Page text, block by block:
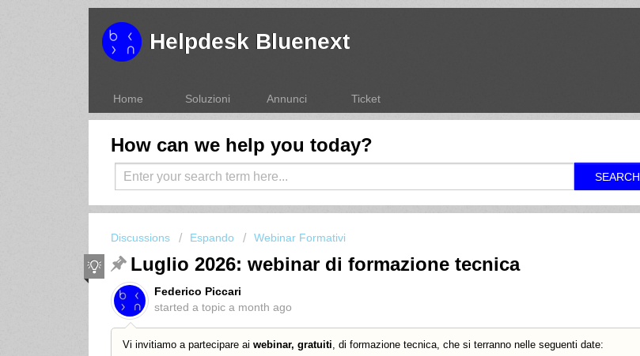
Helpdesk Bluenext
Home Soluzioni Annunci Ticket
How can we help you today?
SEARCH
Discussions Espando Webinar Formativi
Luglio 2026: webinar di formazione tecnica
Federico Piccari
started a topic a month ago
Vi invitiamo a partecipare ai webinar, gratuiti , di formazione tecnica, che si terranno nelle seguenti date: